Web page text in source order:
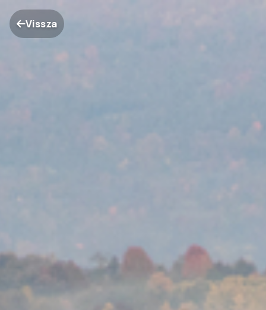
Vissza